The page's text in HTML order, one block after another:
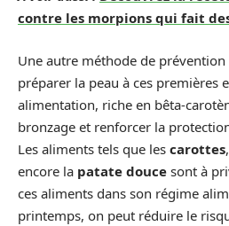
contre les morpions qui fait
Une autre méthode de prévention
préparer la peau à ces premières
alimentation, riche en bêta-
bronzage et renforcer la
Les aliments tels que les carottes
encore la patate douce sont à
ces aliments dans son régime
printemps, on peut réduire le